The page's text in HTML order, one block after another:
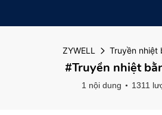
ZYWELL Truyền nhiệt
#Truyền nhiệt
1 nội dung 1311